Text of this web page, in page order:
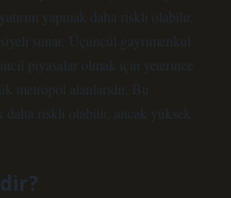
yapmak daha riskli olabilir,
sunar. Üçüncül gayrimenkul
piyasalar olmak için yeterince
metropol alanlarıdır. Bu
daha riskli olabilir, ancak yüksek